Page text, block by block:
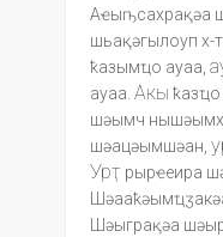
Аҽыҧсахрақәа
шьақәгылоуп х-
ҟазымҵо ауаа,
ауаа. Акы ҟазҵо
шәымч
шәацәымшәан,
Урҭ рырҽеира
Шәыграқәа